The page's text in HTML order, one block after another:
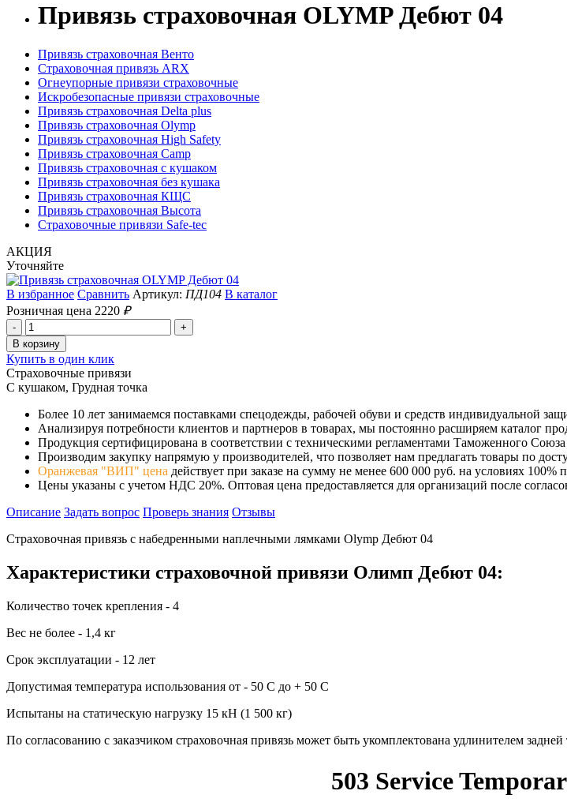
Привязь страховочная OLYMP Дебют 04
Привязь страховочная Венто
Страховочная привязь ARX
Огнеупорные привязи страховочные
Искробезопасные привязи страховочные
Привязь страховочная Delta plus
Привязь страховочная Olymp
Привязь страховочная High Safety
Привязь страховочная Camp
Привязь страховочная с кушаком
Привязь страховочная без кушака
Привязь страховочная КЩС
Привязь страховочная Высота
Страховочные привязи Safe-tec
АКЦИЯ
Уточняйте
В избранное Сравнить Артикул: ПД104 В каталог
Розничная цена 2220 ₽
Купить в один клик
Страховочные привязи
С кушаком, Грудная точка
Более 10 лет занимаемся поставками спецодежды, рабочей обуви и средств индивидуальной
Анализируя потребности клиентов и партнеров в товарах, мы постоянно расширяем каталог
Продукция сертифицирована в соответствии с техническими регламентами Таможенного Союза
Производим закупку напрямую у производителей, что позволяет нам предлагать товары по
Оранжевая "ВИП" цена действует при заказе на сумму не менее 600 000 руб. на условиях
Цены указаны с учетом НДС 20%. Оптовая цена предоставляется для организаций после
Описание Задать вопрос Проверь знания Отзывы
Страховочная привязь с набедренными наплечными лямками Olymp Дебют 04
Характеристики страховочной привязи Олимп Дебют 04:
Количество точек крепления - 4
Вес не более - 1,4 кг
Срок эксплуатации - 12 лет
Допустимая температура использования от - 50 С до + 50 С
Испытаны на статическую нагрузку 15 кН (1 500 кг)
По согласованию с заказчиком страховочная привязь может быть укомплектована удлинителем